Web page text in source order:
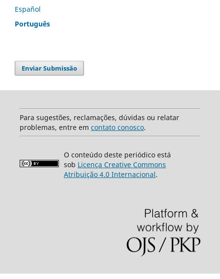
Español
Português
Enviar Submissão
Para sugestões, reclamações, dúvidas ou relatar
problemas, entre em contato conosco.
O conteúdo deste periódico está
sob Licença Creative Commons
Atribuição 4.0 Internacional.